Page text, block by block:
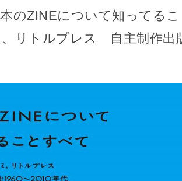
のZINEについて知ってる
リトルプレス 自主制作出